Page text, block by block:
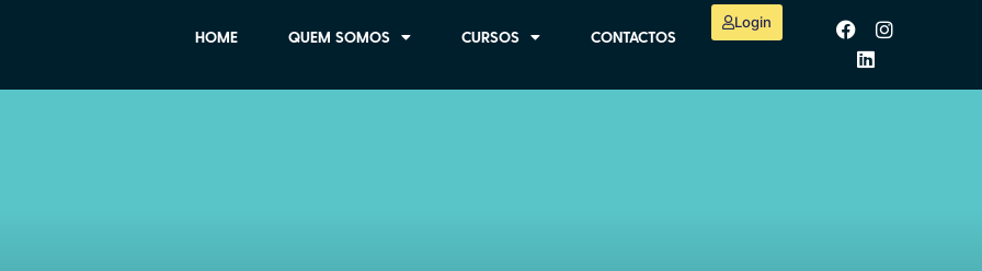
HOME QUEM SOMOS CURSOS CONTACTOS
Login